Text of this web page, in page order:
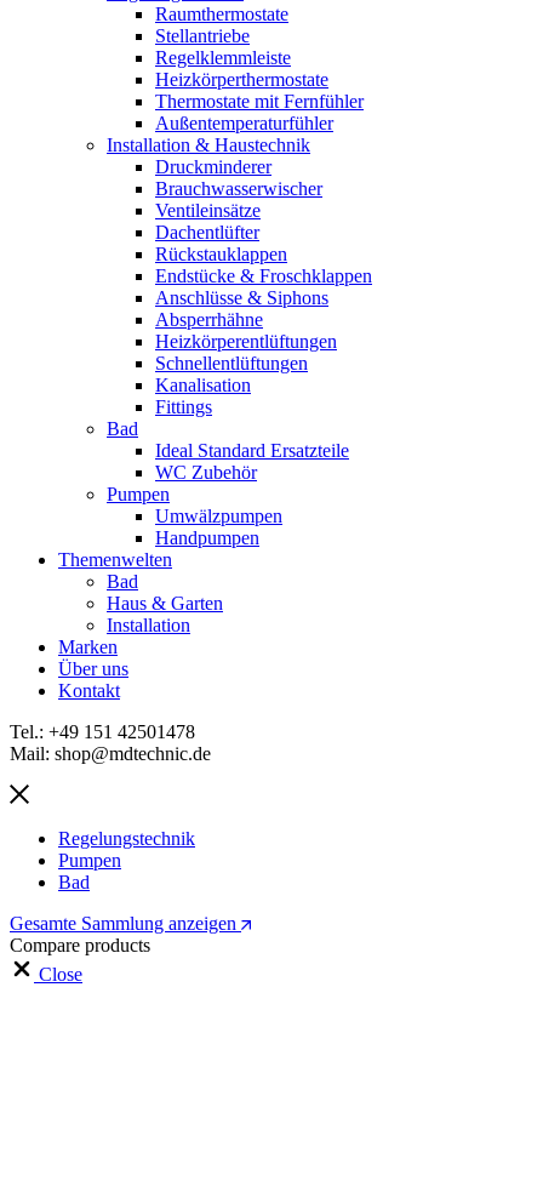
Raumthermostate
Stellantriebe
Regelklemmleiste
Heizkörperthermostate
Thermostate mit Fernfühler
Außentemperaturfühler
Installation & Haustechnik
Druckminderer
Brauchwasserwischer
Ventileinsätze
Dachentlüfter
Rückstauklappen
Endstücke & Froschklappen
Anschlüsse & Siphons
Absperrhähne
Heizkörperentlüftungen
Schnellentlüftungen
Kanalisation
Fittings
Bad
Ideal Standard Ersatzteile
WC Zubehör
Pumpen
Umwälzpumpen
Handpumpen
Themenwelten
Bad
Haus & Garten
Installation
Marken
Über uns
Kontakt
Tel.: +49 151 42501478
Mail: shop@mdtechnic.de
Regelungstechnik
Pumpen
Bad
Gesamte Sammlung anzeigen
Compare products
Close